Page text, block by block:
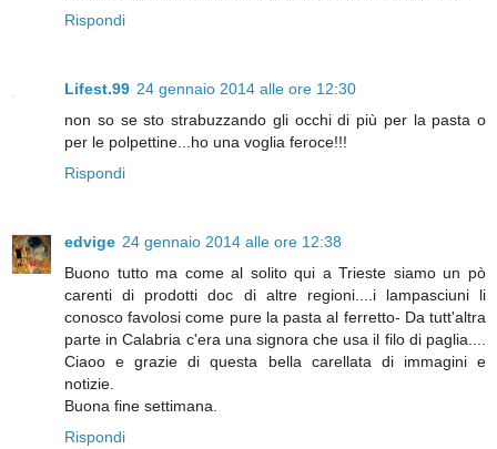
Rispondi
Lifest.99 24 gennaio 2014 alle ore 12:30
non so se sto strabuzzando gli occhi di più per la pasta o
per le polpettine...ho una voglia feroce!!!
Rispondi
edvige 24 gennaio 2014 alle ore 12:38
Buono tutto ma come al solito qui a Trieste siamo un pò
carenti di prodotti doc di altre regioni....i lampasciuni li
conosco favolosi come pure la pasta al ferretto- Da tutt'altra
parte in Calabria c'era una signora che usa il filo di paglia....
Ciaoo e grazie di questa bella carellata di immagini e
notizie.
Buona fine settimana.
Rispondi